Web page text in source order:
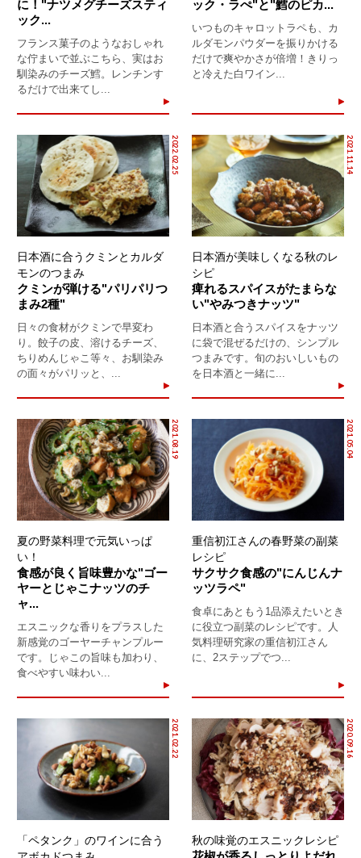
に！"ナツメグチーズスティ
ック...
フランス菓子のようなおしゃれ
な佇まいで並ぶこちら、実はお
馴染みのチーズ鱈。レンチンす
るだけで出来てし...
ック・ラぺ"と"鱈のピカ...
いつものキャロットラペも、カ
ルダモンパウダーを振りかける
だけで爽やかさが倍増！きりっ
と冷えた白ワイン...
2022.02.25
日本酒に合うクミンとカルダ
モンのつまみ
クミンが弾ける"パリパリつ
まみ2種"
日々の食材がクミンで早変わ
り。餃子の皮、溶けるチーズ、
ちりめんじゃこ等々、お馴染み
の面々がパリッと、...
2021.11.14
日本酒が美味しくなる秋のレ
シピ
痺れるスパイスがたまらな
い"やみつきナッツ"
日本酒と合うスパイスをナッツ
に袋で混ぜるだけの、シンプル
つまみです。旬のおいしいもの
を日本酒と一緒に...
2021.08.19
夏の野菜料理で元気いっぱ
い！
食感が良く旨味豊かな"ゴー
ヤーとじゃこナッツのチ
ャ...
エスニックな香りをプラスした
新感覚のゴーヤーチャンプルー
です。じゃこの旨味も加わり、
食べやすい味わい...
2021.05.04
重信初江さんの春野菜の副菜
レシピ
サクサク食感の"にんじんナ
ッツラペ"
食卓にあともう1品添えたいとき
に役立つ副菜のレシピです。人
気料理研究家の重信初江さん
に、2ステップでつ...
2021.02.22
「ペタンク」のワインに合う
2020.09.16
秋の味覚のエスニックレシピ